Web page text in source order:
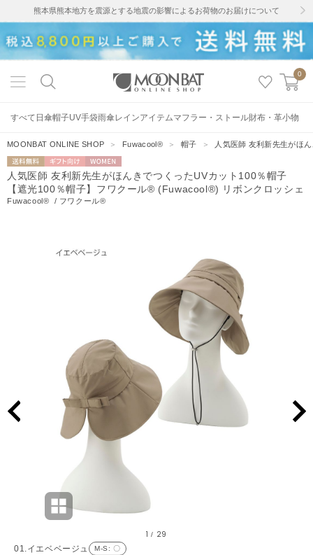
熊本県熊本地方を震源とする地震の影響によるお荷物のお届けについて
0
すべて 日傘帽子UV手袋雨傘レインアイテムマフラー・ストール財布・革小物
MOONBAT ONLINE SHOP ＞ Fuwacool® ＞ 帽子 ＞ 人気医師 友利新先生がほ
送料無料 ギフト向
け
WOMEN
人気医師 友利新先生がほんきでつくったUVカット100％帽子
【遮光100％帽子】フワクール® (Fuwacool®) リボンクロッシェ
Fuwacool® / フワクール®
01.イエベベージュ M-S : 〇
1 / 29